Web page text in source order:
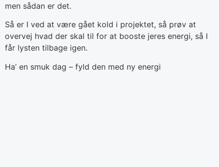
men sådan er det.
Så er I ved at være gået kold i projektet, så prøv at
overvej hvad der skal til for at booste jeres energi, så I
får lysten tilbage igen.
Ha’ en smuk dag – fyld den med ny energi